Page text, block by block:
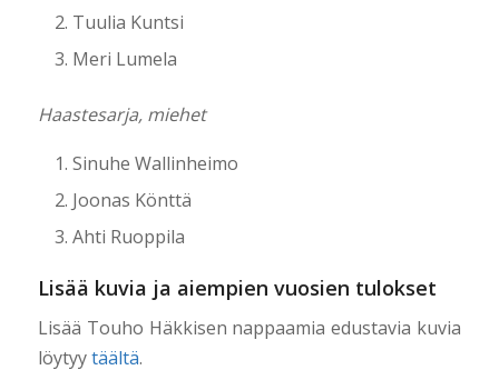
Tuulia Kuntsi
Meri Lumela
Haastesarja, miehet
Sinuhe Wallinheimo
Joonas Könttä
Ahti Ruoppila
Lisää kuvia ja aiempien vuosien tulokset
Lisää Touho Häkkisen nappaamia edustavia kuvia
löytyytäältä.